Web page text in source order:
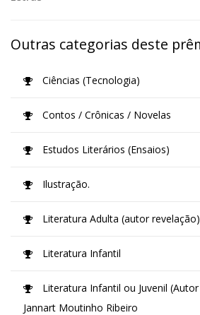
Outras categorias deste
Ciências (Tecnologia)
Contos / Crônicas / Novelas
Estudos Literários (Ensaios)
Ilustração.
Literatura Adulta (autor revelação)
Literatura Infantil
Literatura Infantil ou Juvenil
Jannart Moutinho Ribeiro